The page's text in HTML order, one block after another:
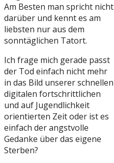
Am Besten man spricht nicht
darüber und kennt es am
liebsten nur aus dem
sonntäglichen Tatort.
Ich frage mich gerade passt
der Tod einfach nicht mehr
in das Bild unserer schnellen
digitalen fortschrittlichen
und auf Jugendlichkeit
orientierten Zeit oder ist es
einfach der angstvolle
Gedanke über das eigene
Sterben?